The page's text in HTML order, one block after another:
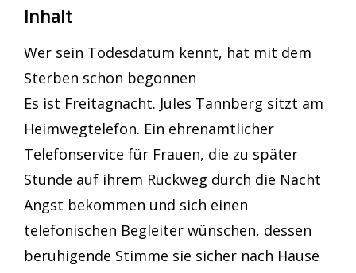
Inhalt
Wer sein Todesdatum kennt, hat mit dem
Sterben schon begonnen
Es ist Freitagnacht. Jules Tannberg sitzt am
Heimwegtelefon. Ein ehrenamtlicher
Telefonservice für Frauen, die zu später
Stunde auf ihrem Rückweg durch die Nacht
Angst bekommen und sich einen
telefonischen Begleiter wünschen, dessen
beruhigende Stimme sie sicher nach Hause